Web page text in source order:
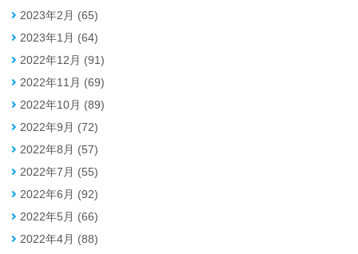
2023年2月 (65)
2023年1月 (64)
2022年12月 (91)
2022年11月 (69)
2022年10月 (89)
2022年9月 (72)
2022年8月 (57)
2022年7月 (55)
2022年6月 (92)
2022年5月 (66)
2022年4月 (88)